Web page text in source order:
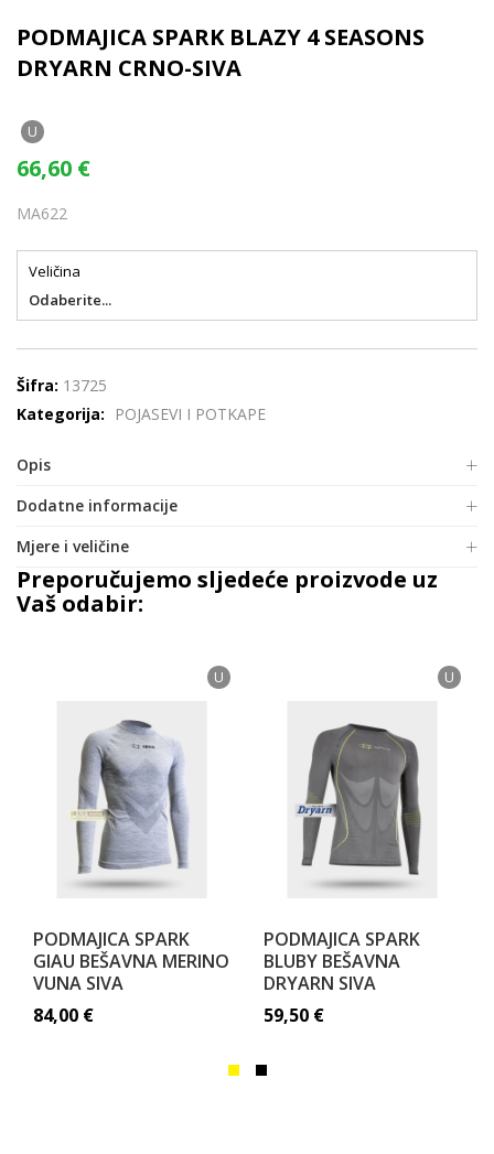
PODMAJICA SPARK BLAZY 4 SEASONS
DRYARN CRNO-SIVA
U
66,60 €
MA622
Veličina
Odaberite...
Šifra: 13725
Kategorija:
POJASEVI I POTKAPE
Opis
Dodatne informacije
Mjere i veličine
Preporučujemo sljedeće proizvode uz
Vaš odabir:
U
PODMAJICA SPARK
GIAU BEŠAVNA MERINO
VUNA SIVA
84,00 €
U
PODMAJICA SPARK
BLUBY BEŠAVNA
DRYARN SIVA
59,50 €